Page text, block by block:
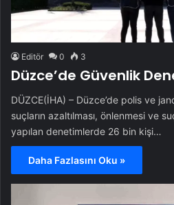
Editör 0 3
Düzce’de Güvenlik
DÜZCE(İHA) – Düzce’de polis ve
suçların azaltılması, önlenmesi ve
yapılan denetimlerde 26 bin kişi…
Daha Fazlasını Oku »